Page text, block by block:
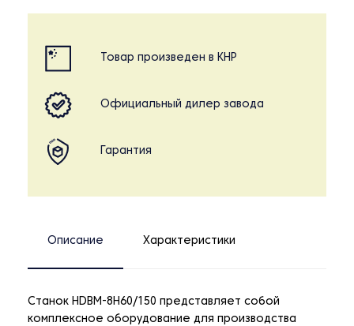
Товар произведен в КНР
Официальный дилер завода
Гарантия
Описание Характеристики
Станок HDBM-8H60/150 представляет собой
комплексное оборудование для производства